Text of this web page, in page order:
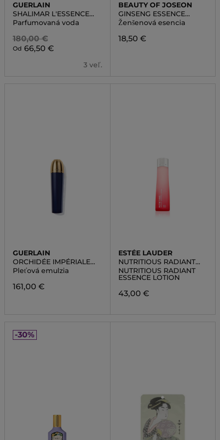
GUERLAIN
SHALIMAR L'ESSENCE
EAU DE PARFUM
INTENSE
Parfumovaná voda
180,00 €
Od 66,50 €
3 veľ.
BEAUTY OF JOSEON
GINSENG ESSENCE
WATER
Ženšenová esencia
18,50 €
GUERLAIN
ORCHIDÉE IMPÉRIALE
ESSENCE - IN-LOTION
Pleťová emulzia
161,00 €
ESTÉE LAUDER
NUTRITIOUS RADIANT
ESSENCE LOTION
NUTRITIOUS RADIANT
ESSENCE LOTION
43,00 €
-30%